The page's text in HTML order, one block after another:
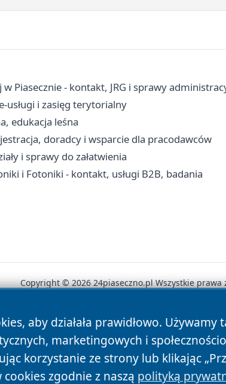
Piasecznie - kontakt, JRG i sprawy
usługi i zasięg terytorialny
edukacja leśna
doradcy i wsparcie dla pracodawców
i sprawy do załatwienia
i Fotoniki - kontakt, usługi B2B, badania
aby działała prawidłowo.
marketingowych i
korzystanie ze strony lub klikając
zgodnie z naszą polityką
Copyright © 2026 24piaseczno.pl Wszystkie prawa
News Autorzy Polityka Prywatności